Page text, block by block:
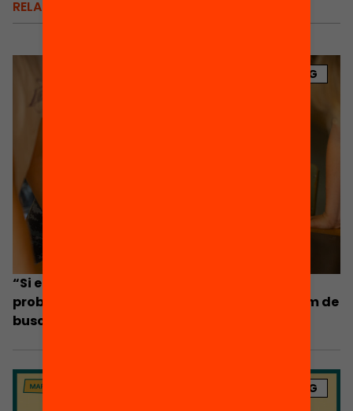
RELACIONATS
BLOG
“Si en un municipi hi ha centres segregats, el
problema és de tota la xarxa i la solució l’hem de
buscar conjuntament”
BLOG